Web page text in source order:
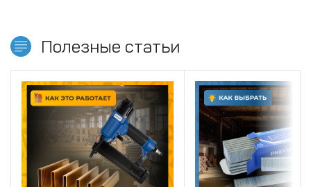
Полезные статьи